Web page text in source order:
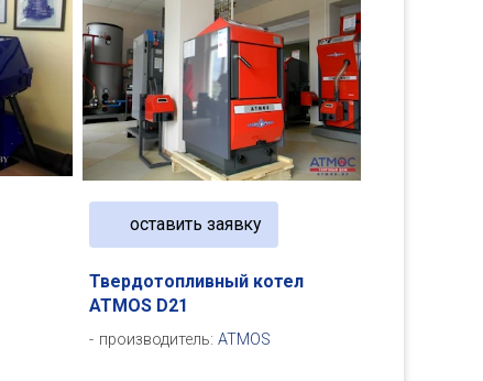
Твердотопливный котел
ATMOS D21
производитель:ATMOS
оставить заявку